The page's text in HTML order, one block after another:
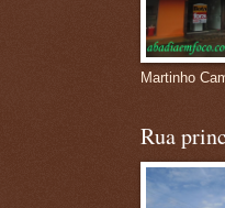
Martinho
Rua